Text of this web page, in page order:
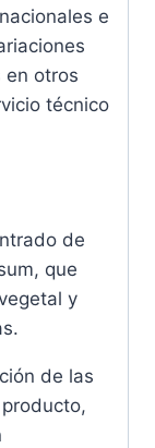
e
en otros
técnico
de
que
y
de las